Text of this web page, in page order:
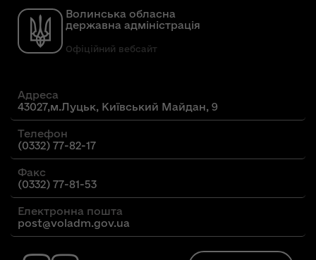
Волинська обласна
державна адміністрація
Офіційний вебсайт
Адреса
43027,м.Луцьк, Київський Майдан, 9
Телефон
(0332) 77-82-17
Факс
(0332) 77-81-53
Електронна пошта
post@voladm.gov.ua